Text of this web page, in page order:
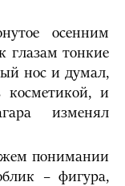
осенним
глазам тонкие
нос и думал,
косметикой, и
изменял
понимании
– фигура,